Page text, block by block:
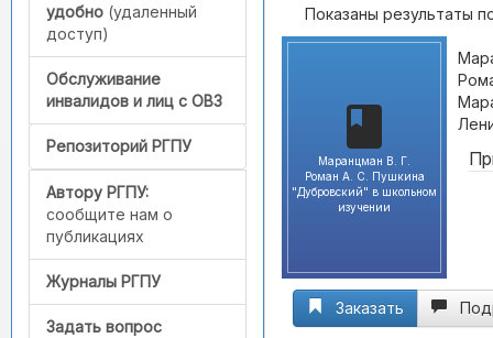
удобно (удаленный
доступ)
Обслуживание
инвалидов и лиц с ОВЗ
Репозиторий РГПУ
Автору РГПУ:
сообщите нам о
публикациях
Журналы РГПУ
Задать вопрос
Показаны результаты
Маранцман В. Г.
Роман А. С. Пушкина
"Дубровский" в школьном
изучении
Заказать